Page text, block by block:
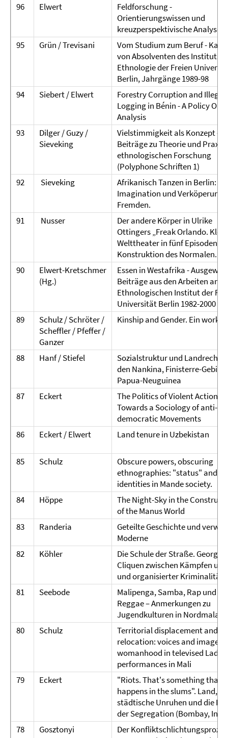
96
Elwert
Feldforschung -
Orientierungswissen und
kreuzperspektivische Analyse
95
Grün / Trevisani
Vom Studium zum Beruf -
von Absolventen des Instituts
Ethnologie der Freien
Berlin, Jahrgänge 1989-98
94
Siebert / Elwert
Forestry Corruption and Illegal
Logging in Bénin - A Policy
Analysis
93
Dilger / Guzy /
Sieveking
Vielstimmigkeit als Konzept -
Beiträge zu Theorie und Praxis
ethnologischen Forschung
(Polyphone Schriften 1)
92
Sieveking
Afrikanisch Tanzen in Berlin:
Imagination und Verköperung
Fremden.
91
Nusser
Der andere Körper in Ulrike
Ottingers „Freak Orlando.
Welttheater in fünf Episoden".
Konstruktion des Normalen.
90
Elwert-Kretschmer
(Hg.)
Essen in Westafrika -
Beiträge aus den Arbeiten am
Ethnologischen Institut der
Universität Berlin 1982-2000
89
Schulz / Schröter /
Scheffler / Pfeffer /
Ganzer
Kinship and Gender. Ein
88 Hanf / Stiefel
Sozialstruktur und Landrechte
den Nankina, Finisterre-
Papua-Neuguinea
87
Eckert
The Politics of Violent Action.
Towards a Sociology of anti-
democratic Movements
86
Eckert / Elwert Land tenure in Uzbekistan
85 Schulz
Obscure powers, obscuring
ethnographies: "status" and
identities in Mande society.
84
Höppe
The Night-Sky in the
of the Manus World
83
Randeria
Geteilte Geschichte und
Moderne
82
Köhler
Die Schule der Straße.
Cliquen zwischen Kämpfen um
und organisierter Kriminalität.
81
Seebode
Malipenga, Samba, Rap und
Reggae – Anmerkungen zu
Jugendkulturen in Nordmalawi
80
Schulz
Territorial displacement and
relocation: voices and images
womanhood in televised Ladili
performances in Mali
79
Eckert
"Riots. That's something that
happens in the slums". Land,
städtische Unruhen und die
der Segregation (Bombay,
78
Gosztonyi
Der